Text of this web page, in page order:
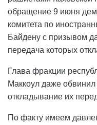
обращение 9 июня
комитета по
Байдену с призывом
передача которых
Глава фракции
Маккоул даже
откладывание их
По факту имеем